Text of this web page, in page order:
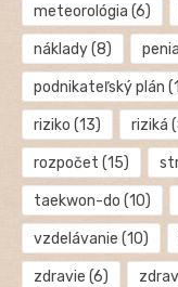
meteorológia (6)
náklady(8)
podnikateľský plán
riziko (13) riziká
rozpočet (15)
taekwon-do (10)
vzdelávanie (10)
zdravie (6)